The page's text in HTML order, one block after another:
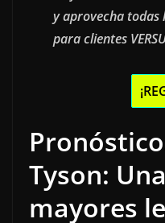
y aprovecha todas
para clientes
Tyson:
mayores